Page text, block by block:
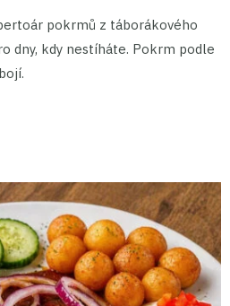
pokrmů z táborákového
dny, kdy nestíháte. Pokrm podle